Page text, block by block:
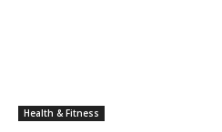
Health & Fitness